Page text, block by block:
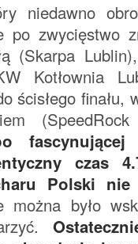
niedawno
po zwycięstwo
(Skarpa
Kotłownia
ścisłego finału,
czas
Polski nie
można było